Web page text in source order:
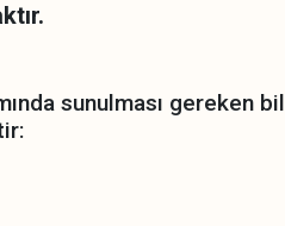
sunulması gereken